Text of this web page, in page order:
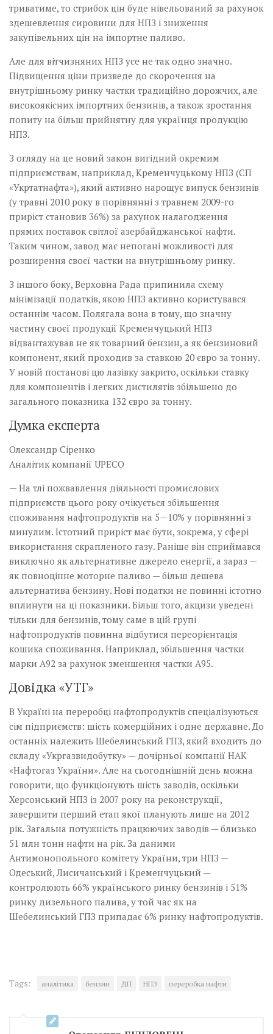
триватиме, то стрибок цін буде нівельований за рахунок
здешевлення сировини для НПЗ і зниження
закупівельних цін на імпортне паливо.
Але для вітчизняних НПЗ усе не так одно значно.
Підвищення ціни призведе до скорочення на
внутрішньому ринку частки традиційно дорожчих, але
високоякісних імпортних бензинів, а також зростання
попиту на більш прийнятну для українця продукцію
НПЗ.
З огляду на це новий закон вигідний окремим
підприємствам, наприклад, Кременчуцькому НПЗ (СП
«Укртатнафта»), який активно нарощує випуск бензинів
(у травні 2010 року в порівнянні з травнем 2009-го
приріст становив 36%) за рахунок налагодження
прямих поставок світлої азербайджанської нафти.
Таким чином, завод має непогані можливості для
розширення своєї частки на внутрішньому ринку.
З іншого боку, Верховна Рада припинила схему
мінімізації податків, якою НПЗ активно користувався
останнім часом. Полягала вона в тому, що значну
частину своєї продукції Кременчуцький НПЗ
відвантажував не як товарний бензин, а як бензиновий
компонент, який проходив за ставкою 20 євро за тонну.
У новій постанові цю лазівку закрито, оскільки ставку
для компонентів і легких дистилятів збільшено до
загального показника 132 євро за тонну.
Думка експерта
Олександр Сіренко
Аналітик компанії UPECO
— На тлі пожвавлення діяльності промислових
підприємств цього року очікується збільшення
споживання нафтопродуктів на 5—10% у порівнянні з
минулим. Істотний приріст має бути, зокрема, у сфері
використання скрапленого газу. Раніше він сприймався
виключно як альтернативне джерело енергії, а зараз —
як повноцінне моторне паливо — більш дешева
альтернатива бензину. Нові податки не повинні істотно
вплинути на ці показники. Більш того, акцизи уведені
тільки для бензинів, тому саме в цій групі
нафтопродуктів повинна відбутися переорієнтація
кошика споживання. Наприклад, збільшення частки
марки А92 за рахунок зменшення частки А95.
Довідка «УТГ»
В Україні на переробці нафтопродуктів спеціалізуються
сім підприємств: шість комерційних і одне державне. До
останніх належить Шебелинський ГПЗ, який входить до
складу «Укргазвидобутку» — дочірньої компанії НАК
«Нафтогаз України». Але на сьогоднішній день можна
говорити, що функціонують шість заводів, оскільки
Херсонський НПЗ із 2007 року на реконструкції,
завершити перший етап якої планують лише на 2012
рік. Загальна потужність працюючих заводів — близько
51 млн тонн нафти на рік. За даними
Антимонопольного комітету України, три НПЗ —
Одеський, Лисичанський і Кременчуцький —
контролюють 66% українського ринку бензинів і 51%
ринку дизельного палива, у той час як на
Шебелинський ГПЗ припадає 6% ринку нафтопродуктів.
Tags: аналітика бензин ДП НПЗ переробка нафти